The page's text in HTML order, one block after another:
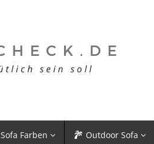
Sofa Farben Outdoor Sofa